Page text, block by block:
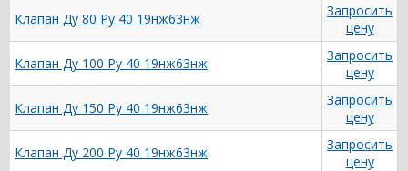
Клапан Ду 80 Ру 40 19нж63нж
Запросить
цену
Клапан Ду 100 Ру 40 19нж63нж
Запросить
цену
Клапан Ду 150 Ру 40 19нж63нж
Запросить
цену
Клапан Ду 200 Ру 40 19нж63нж
Запросить
цену